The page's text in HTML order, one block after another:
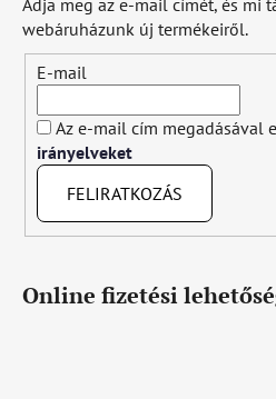
webáruházunk új termékeiről.
E-mail
Az e-mail cím megadásával
irányelveket
FELIRATKOZÁS
Online fizetési